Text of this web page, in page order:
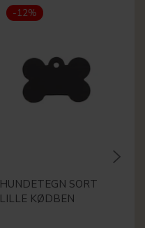
-12%
HUNDETEGN SORT
LILLE KØDBEN